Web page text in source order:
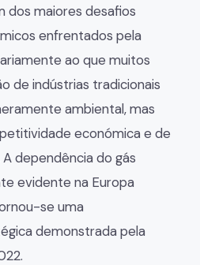
dos maiores desafios
enfrentados pela
ao que muitos
de indústrias tradicionais
ambiental, mas
económica e de
dependência do gás
evidente na Europa
se uma
demonstrada pela